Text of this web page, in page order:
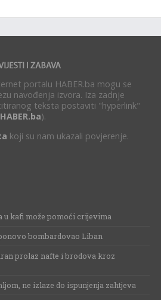
portalu HABER.ba mogu se
navođenja izvora. Iza zadnje
teksta postaviti "hyperlink"
HABER.ba).
koji su nam ukazali povjerenje.
u kafi može pomoći crijevima
bombardovao Liban
prolaz nafte i brodova kroz
ne izlaze do ispunjenja zahtjeva